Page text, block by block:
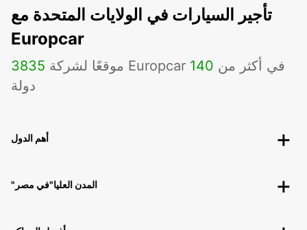
تأجير السيارات في الولايات المتحدة مع
Europcar
3835 موقعًا لشركة Europcar في أكثر من 140
دولة
أهم الدول
"المدن العليا"في مصر